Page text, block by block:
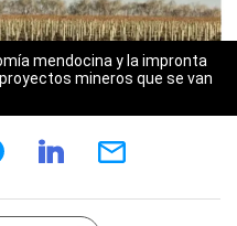
mendocina y la impronta
mineros que se van